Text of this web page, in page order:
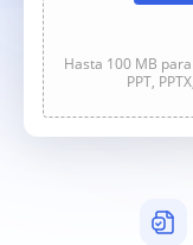
Hasta 100 MB para
PPT,